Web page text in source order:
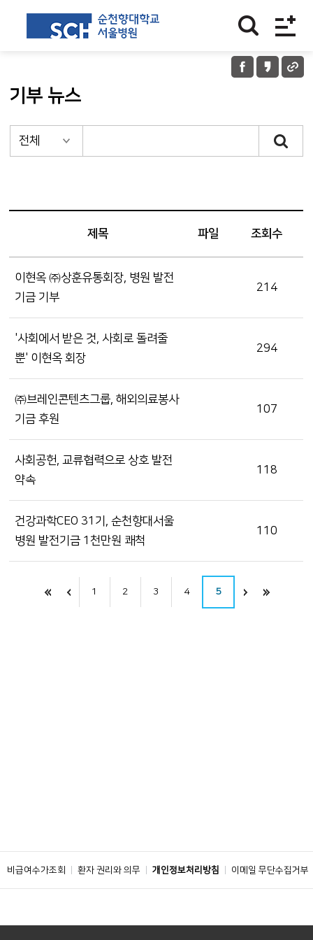
기부 뉴스
제목 파일 조회수
이현옥 ㈜상훈유통회장, 병원 발전
기금 기부
214
'사회에서 받은 것, 사회로 돌려줄
뿐' 이현옥 회장
294
㈜브레인콘텐츠그룹, 해외의료봉사
기금 후원
107
사회공헌, 교류협력으로 상호 발전
약속
118
건강과학CEO 31기, 순천향대서울
병원 발전기금 1천만원 쾌척
110
1 2 3 4 5
비급여수가조회 환자 권리와 의무 개인정보처리방침 이메일 무단수집거부